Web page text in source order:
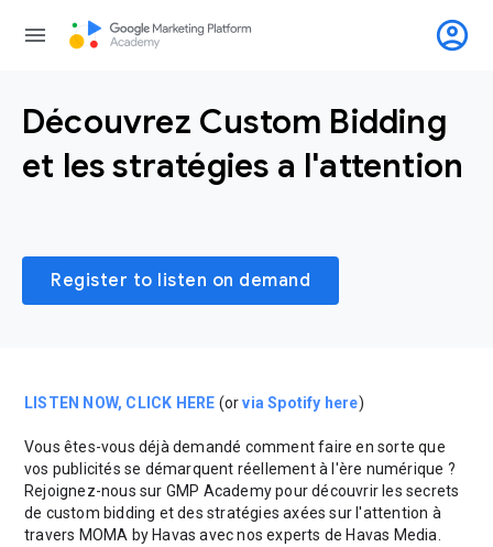
menu account_circle
Découvrez Custom Bidding
et les stratégies a l'attention
Register to listen on demand
LISTEN NOW, CLICK HERE (orvia Spotify here)
Vous êtes-vous déjà demandé comment faire en sorte que
vos publicités se démarquent réellement à l'ère numérique ?
Rejoignez-nous sur GMP Academy pour découvrir les secrets
de custom bidding et des stratégies axées sur l'attention à
travers MOMA by Havas avec nos experts de Havas Media.